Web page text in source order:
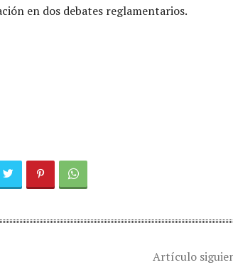
en dos debates reglamentarios.
Artículo